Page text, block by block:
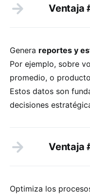
Ventaja
Genera reportes y
Por ejemplo, sobre
promedio, o
Estos datos son
decisiones
Ventaja
Optimiza los